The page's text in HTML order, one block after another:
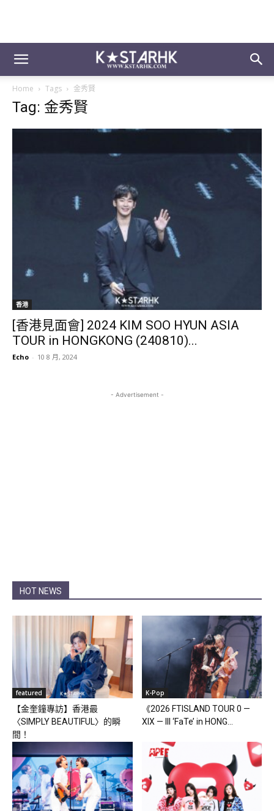
Home Tags 金秀賢
Tag: 金秀賢
香港
[香港見面會] 2024 KIM SOO HYUN ASIA
TOUR in HONGKONG (240810)...
Echo - 10 8 月, 2024
- Advertisement -
HOT NEWS
featured
【金奎鐘專訪】香港最
〈SIMPLY BEAUTIFUL〉的瞬
間！
K-Pop
《2026 FTISLAND TOUR 0 —
XIX — III ‘FaTe’ in HONG...